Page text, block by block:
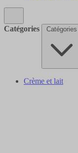
Catégories Catégories
Crème et lait